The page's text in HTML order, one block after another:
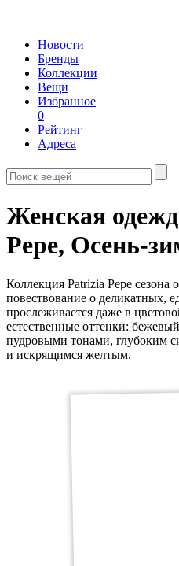
Новости
Бренды
Коллекции
Вещи
Избранное
0
Рейтинг
Адреса
Женская
Pepe, Осень-
Коллекция Patrizia Pepe
повествование о деликатных,
прослеживается даже в
естественные оттенки:
пудровыми тонами, глубоким
и искрящимся желтым.